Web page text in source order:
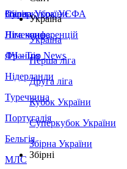
Збірна України
Італія
Німеччина
Франція
Нідерланди
Туреччина
Португалія
Бельгія
МЛС
Суперкубок УЄФА
Ліга конференцій
ЛЧ - Top News
Україна
Україна
Перша ліга
Друга ліга
Кубок України
Суперкубок України
Збірна України
Збірні